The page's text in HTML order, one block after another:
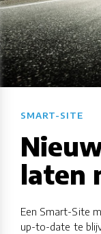
SMART-SITE
laten
Een Smart-Site
up-to-date te